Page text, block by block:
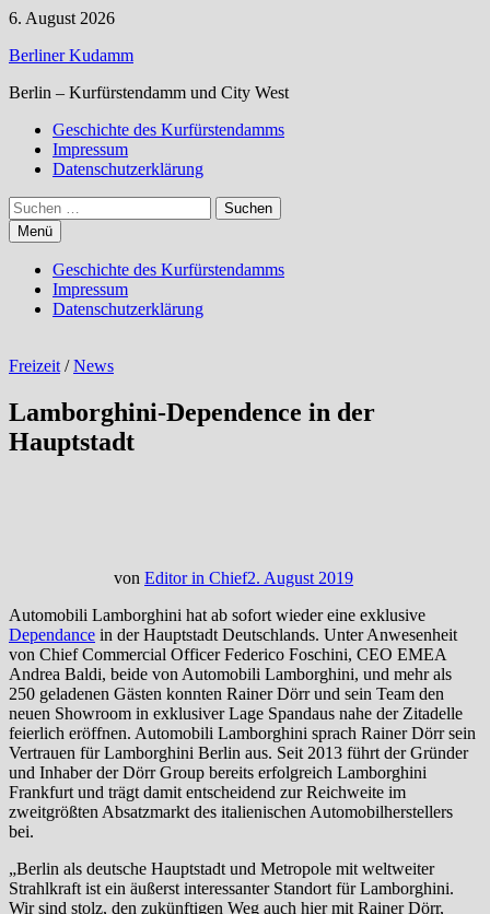
Zum
springen
6. August 2026
Berliner Kudamm
Berlin – Kurfürstendamm und City West
Geschichte des Kurfürstendamms
Impressum
Datenschutzerklärung
Suchen
nach:
Menü
Geschichte des Kurfürstendamms
Impressum
Datenschutzerklärung
Freizeit /News
Lamborghini-Dependence in der
Hauptstadt
von Editor in Chief2. August 2019
Automobili Lamborghini hat ab sofort wieder eine exklusive
Dependance in der Hauptstadt Deutschlands. Unter Anwesenheit
von Chief Commercial Officer Federico Foschini, CEO EMEA
Andrea Baldi, beide von Automobili Lamborghini, und mehr als
250 geladenen Gästen konnten Rainer Dörr und sein Team den
neuen Showroom in exklusiver Lage Spandaus nahe der Zitadelle
feierlich eröffnen. Automobili Lamborghini sprach Rainer Dörr sein
Vertrauen für Lamborghini Berlin aus. Seit 2013 führt der Gründer
und Inhaber der Dörr Group bereits erfolgreich Lamborghini
Frankfurt und trägt damit entscheidend zur Reichweite im
zweitgrößten Absatzmarkt des italienischen Automobilherstellers
bei.
„Berlin als deutsche Hauptstadt und Metropole mit weltweiter
Strahlkraft ist ein äußerst interessanter Standort für Lamborghini.
Wir sind stolz, den zukünftigen Weg auch hier mit Rainer Dörr,